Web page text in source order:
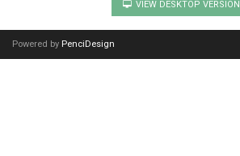
VIEW DESKTOP VERSION
Powered by PenciDesign